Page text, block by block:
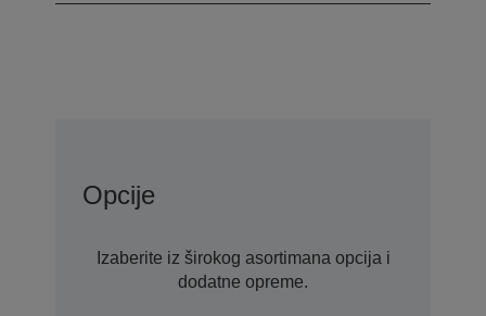
Opcije
Izaberite iz širokog asortimana opcija i
dodatne opreme.